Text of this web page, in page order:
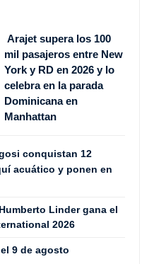
Arajet supera los 100
mil pasajeros entre New
York y RD en 2026 y lo
celebra en la parada
Dominicana en
Manhattan
conquistan 12
acuático y ponen en
Linder gana el
2026
9 de agosto